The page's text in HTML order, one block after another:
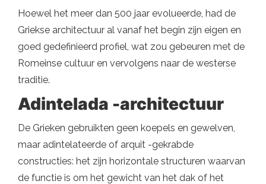
Hoewel het meer dan 500 jaar evolueerde, had de
Griekse architectuur al vanaf het begin zijn eigen en
goed gedefinieerd profiel, wat zou gebeuren met de
Romeinse cultuur en vervolgens naar de westerse
traditie.
Adintelada -architectuur
De Grieken gebruikten geen koepels en gewelven,
maar adintelateerde of arquit -gekrabde
constructies: het zijn horizontale structuren waarvan
de functie is om het gewicht van het dak of het